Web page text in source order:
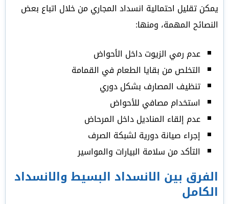
يمكن تقليل احتمالية انسداد المجاري من خلال اتباع بعض
النصائح المهمة، ومنها:
عدم رمي الزيوت داخل الأحواض
التخلص من بقايا الطعام في القمامة
تنظيف المصارف بشكل دوري
استخدام مصافي للأحواض
عدم إلقاء المناديل داخل المرحاض
إجراء صيانة دورية لشبكة الصرف
التأكد من سلامة البيارات والمواسير
الفرق بين الانسداد البسيط والانسداد
الكامل